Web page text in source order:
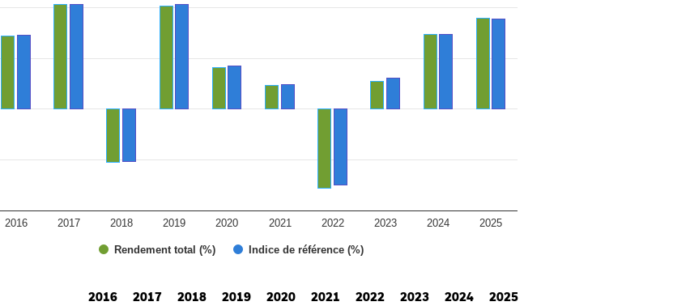
Rendement total (%) Indice de référence (%)
2016 2017 2018 2019 2020 2021 2022 2023 2024 2025
2016
2017 2018 2019 2020 2021 2022 2023 2024 2025